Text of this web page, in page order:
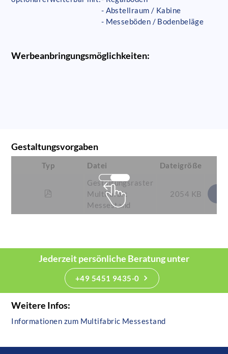
- Abstellraum / Kabine
- Messeböden / Bodenbeläge
Werbeanbringungsmöglichkeiten:
Gestaltungsvorgaben
Typ Datei
Dateigröße
Gestaltungsraster
Multifarbic
Messestand
2054 KB
Jederzeit persönliche Beratung unter
+49 5451 9435-0
Weitere Infos:
Informationen zum Multifabric Messestand